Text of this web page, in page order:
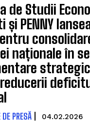
de Studii
și PENNY
naționale în
PRESĂ 04.02.2026